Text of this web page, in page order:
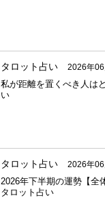
タロット占い 2026年06
私が距離を置くべき人は
い
タロット占い 2026年
2026年下半期の運勢【全
タロット占い